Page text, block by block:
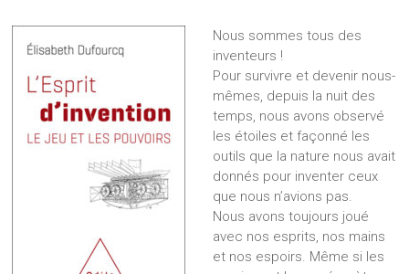
Nous sommes tous des
inventeurs !
Pour survivre et devenir nous-
mêmes, depuis la nuit des
temps, nous avons observé
les étoiles et façonné les
outils que la nature nous avait
donnés pour inventer ceux
que nous n’avions pas.
Nous avons toujours joué
avec nos esprits, nos mains
et nos espoirs. Même si les